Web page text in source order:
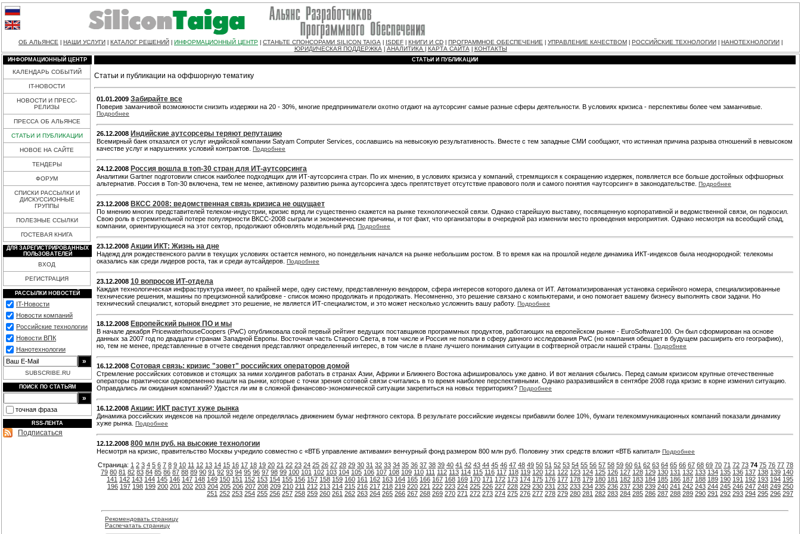
ОБ АЛЬЯНСЕ НАШИ УСЛУГИ КАТАЛОГ РЕШЕНИЙ ИНФОРМАЦИОННЫЙ ЦЕНТР СТАНЬТЕ СПОНСОРАМИ SILICON TAIGA ISDEF КНИГИ И CD ПРОГРАММНОЕ ОБЕСПЕЧЕНИЕ УПРАВЛЕНИЕ КАЧЕСТВОМ РОССИЙСКИЕ ТЕХНОЛОГИИ НАНОТЕХНОЛОГИИ
ЮРИДИЧЕСКАЯ ПОДДЕРЖКА| АНАЛИТИКА КАРТА САЙТА| КОНТАКТЫ
ИНФОРМАЦИОННЫЙ ЦЕНТР
КАЛЕНДАРЬ СОБЫТИЙ
IT-НОВОСТИ
НОВОСТИ И ПРЕСС-
РЕЛИЗЫ
ПРЕССА ОБ АЛЬЯНСЕ
СТАТЬИ И ПУБЛИКАЦИИ
НОВОЕ НА САЙТЕ
ТЕНДЕРЫ
ФОРУМ
СПИСКИ РАССЫЛКИ И
ДИСКУССИОННЫЕ
ГРУППЫ
ПОЛЕЗНЫЕ ССЫЛКИ
ГОСТЕВАЯ КНИГА
ДЛЯ ЗАРЕГИСТРИРОВАННЫХ
ПОЛЬЗОВАТЕЛЕЙ
ВХОД
РЕГИСТРАЦИЯ
РАССЫЛКИ НОВОСТЕЙ
IT-Новости
Новости компаний
Российские технологии
Новости ВПК
Нанотехнологии
SUBSCRIBE.RU
ПОИСК ПО СТАТЬЯМ
точная фраза
RSS-ЛЕНТА
Подписаться
СТАТЬИ И ПУБЛИКАЦИИ
Статьи и публикации на оффшорную тематику
01.01.2009 Забирайте все
Поверив заманчивой возможности снизить издержки на 20 - 30%, многие предприниматели охотно отдают на аутсорсинг самые разные сферы деятельности. В условиях кризиса - перспективы более чем заманчивые.
Подробнее
26.12.2008 Индийские аутсорсеры теряют репутацию
Всемирный банк отказался от услуг индийской компании Satyam Computer Services, сославшись на невысокую результативность. Вместе с тем западные СМИ сообщают, что истинная причина разрыва отношений в невысоком
качестве услуг и нарушениях условий контрактов. Подробнее
24.12.2008 Россия вошла в топ-30 стран для ИТ-аутсорсинга
Аналитики Gartner подготовили список наиболее подходящих для ИТ-аутсорсинга стран. По их мнению, в условиях кризиса у компаний, стремящихся к сокращению издержек, появляется все больше достойных оффшорных
альтернатив. Россия в Топ-30 включена, тем не менее, активному развитию рынка аутсорсинга здесь препятствует отсутствие правового поля и самого понятия «аутсорсинг» в законодательстве. Подробнее
23.12.2008 ВКСС 2008: ведомственная связь кризиса не ощущает
По мнению многих представителей телеком-индустрии, кризис вряд ли существенно скажется на рынке технологической связи. Однако старейшую выставку, посвященную корпоративной и ведомственной связи, он подкосил.
Свою роль в стремительной потере популярности ВКСС-2008 сыграли и экономические причины, и тот факт, что организаторы в очередной раз изменили место проведения мероприятия. Однако несмотря на всеобщий спад,
компании, ориентирующиеся на этот сектор, продолжают обновлять модельный ряд. Подробнее
23.12.2008 Акции ИКТ: Жизнь на дне
Надежд для рождественского ралли в текущих условиях остается немного, но понедельник начался на рынке небольшим ростом. В то время как на прошлой неделе динамика ИКТ-индексов была неоднородной: телекомы
оказались как среди лидеров роста, так и среди аутсайдеров. Подробнее
23.12.2008 10 вопросов ИТ-отдела
Каждая технологическая инфраструктура имеет, по крайней мере, одну систему, представленную вендором, сфера интересов которого далека от ИТ. Автоматизированная установка серийного номера, специализированные
технические решения, машины по прецизионной калибровке - список можно продолжать и продолжать. Несомненно, это решение связано с компьютерами, и оно помогает вашему бизнесу выполнять свои задачи. Но
технический специалист, который внедряет это решение, не является ИТ-специалистом, и это может несколько усложнить вашу работу. Подробнее
18.12.2008 Европейский рынок ПО и мы
В начале декабря PricewaterhouseCoopers (PwC) опубликовала свой первый рейтинг ведущих поставщиков программных продуктов, работающих на европейском рынке - EuroSoftware100. Он был сформирован на основе
данных за 2007 год по двадцати странам Западной Европы. Восточная часть Старого Света, в том числе и Россия не попали в сферу данного исследования PwC (но компания обещает в будущем расширить его географию),
но, тем не менее, представленные в отчете сведения представляют определенный интерес, в том числе в плане лучшего понимания ситуации в софтверной отрасли нашей страны. Подробнее
16.12.2008 Сотовая связь: кризис "зовет" российских операторов домой
Стремление российских сотовиков и стоящих за ними холдингов работать в странах Азии, Африки и Ближнего Востока афишировалось уже давно. И вот желания сбылись. Перед самым кризисом крупные отечественные
операторы практически одновременно вышли на рынки, которые с точки зрения сотовой связи считались в то время наиболее перспективными. Однако разразившийся в сентябре 2008 года кризис в корне изменил ситуацию.
Оправдались ли ожидания компаний? Удастся ли им в сложной финансово-экономической ситуации закрепиться на новых территориях? Подробнее
16.12.2008 Акции: ИКТ растут хуже рынка
Динамика российских индексов на прошлой неделе определялась движением бумаг нефтяного сектора. В результате российские индексы прибавили более 10%, бумаги телекоммуникационных компаний показали динамику
хуже рынка. Подробнее
12.12.2008 800 млн руб. на высокие технологии
Несмотря на кризис, правительство Москвы учредило совместно с «ВТБ управление активами» венчурный фонд размером 800 млн руб. Половину этих средств вложит «ВТБ капитал» Подробнее
Страница: 1 2 3 4 5 6 7 8 9 10 11 12 13 14 15 16 17 18 19 20 21 22 23 24 25 26 27 28 29 30 31 32 33 34 35 36 37 38 39 40 41 42 43 44 45 46 47 48 49 50 51 52 53 54 55 56 57 58 59 60 61 62 63 64 65 66 67 68 69 70 71 72 73 74 75 76 77 78
79 80 81 82 83 84 85 86 87 88 89 90 91 92 93 94 95 96 97 98 99 100 101 102 103 104 105 106 107 108 109 110 111 112 113 114 115 116 117 118 119 120 121 122 123 124 125 126 127 128 129 130 131 132 133 134 135 136 137 138 139 140
141 142 143 144 145 146 147 148 149 150 151 152 153 154 155 156 157 158 159 160 161 162 163 164 165 166 167 168 169 170 171 172 173 174 175 176 177 178 179 180 181 182 183 184 185 186 187 188 189 190 191 192 193 194 195
196 197 198 199 200 201 202 203 204 205 206 207 208 209 210 211 212 213 214 215 216 217 218 219 220 221 222 223 224 225 226 227 228 229 230 231 232 233 234 235 236 237 238 239 240 241 242 243 244 245 246 247 248 249 250
251 252 253 254 255 256 257 258 259 260 261 262 263 264 265 266 267 268 269 270 271 272 273 274 275 276 277 278 279 280 281 282 283 284 285 286 287 288 289 290 291 292 293 294 295 296 297
Рекомендовать страницу
Распечатать страницу